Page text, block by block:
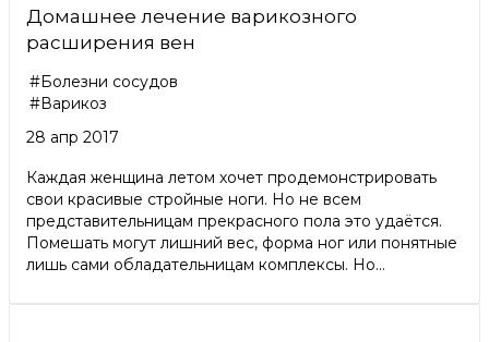
Домашнее лечение варикозного
расширения вен
#Болезни сосудов
#Варикоз
28 апр 2017
Каждая женщина летом хочет продемонстрировать
свои красивые стройные ноги. Но не всем
представительницам прекрасного пола это удаётся.
Помешать могут лишний вес, форма ног или понятные
лишь сами обладательницам комплексы. Но...